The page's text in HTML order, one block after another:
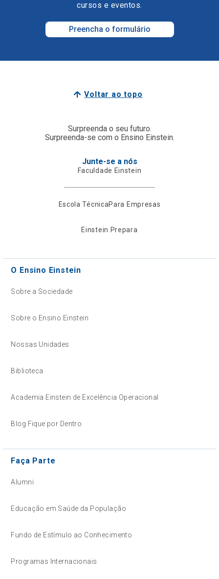
cursos e eventos.
Preencha o formulário
Voltar ao topo
Surpreenda o seu futuro.
Surpreenda-se com o Ensino Einstein.
Junte-se a nós
Faculdade Einstein
Escola TécnicaPara Empresas
Einstein Prepara
O Ensino Einstein
Sobre a Sociedade
Sobre o Ensino Einstein
Nossas Unidades
Biblioteca
Academia Einstein de Excelência Operacional
Blog Fique por Dentro
Faça Parte
Alumni
Educação em Saúde da População
Fundo de Estímulo ao Conhecimento
Programas Internacionais